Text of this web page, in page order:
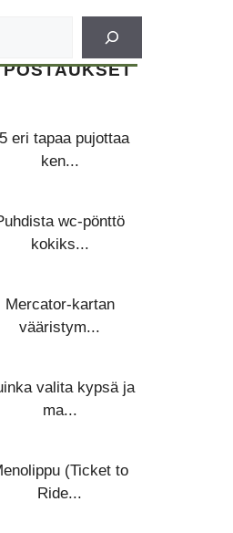
eri tapaa pujottaa
ken...
wc-pönttö
kokiks...
Mercator-kartan
vääristym...
valita kypsä ja
ma...
(Ticket to
Ride...